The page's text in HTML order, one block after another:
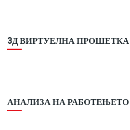
3Д ВИРТУЕЛНА ПРОШЕТКА
АНАЛИЗА НА